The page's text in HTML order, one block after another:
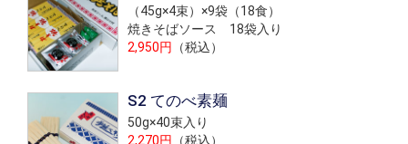
（45g×4束）×9袋（18食）
焼きそばソース 18袋入り
2,950円
（税込）
S2 てのべ素麺
50g×40束入り
2,270円
（税込）